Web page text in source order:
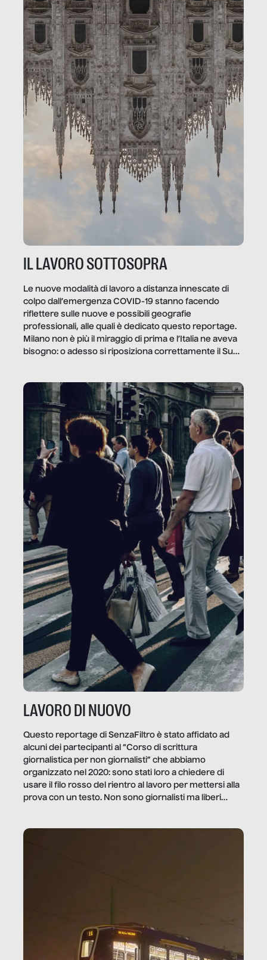
IL LAVORO SOTTOSOPRA
Le nuove modalità di lavoro a distanza innescate di
colpo dall’emergenza COVID-19 stanno facendo
riflettere sulle nuove e possibili geografie
professionali, alle quali è dedicato questo reportage.
Milano non è più il miraggio di prima e l’Italia ne aveva
bisogno: o adesso si riposiziona correttamente il Sud
LAVORO DI NUOVO
Questo reportage di SenzaFiltro è stato affidato ad
alcuni dei partecipanti al “Corso di scrittura
giornalistica per non giornalisti” che abbiamo
organizzato nel 2020: sono stati loro a chiedere di
usare il filo rosso del rientro al lavoro per mettersi alla
prova con un testo. Non sono giornalisti ma liberi